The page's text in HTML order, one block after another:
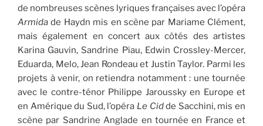
de nombreuses scènes lyriques françaises avec l’opéra
Armida de Haydn mis en scène par Mariame Clément,
mais également en concert aux côtés des artistes
Karina Gauvin, Sandrine Piau, Edwin Crossley-Mercer,
Eduarda, Melo, Jean Rondeau et Justin Taylor. Parmi les
projets à venir, on retiendra notamment : une tournée
avec le contre-ténor Philippe Jaroussky en Europe et
en Amérique du Sud, l’opéra Le Cidde Sacchini, mis en
scène par Sandrine Anglade en tournée en France et